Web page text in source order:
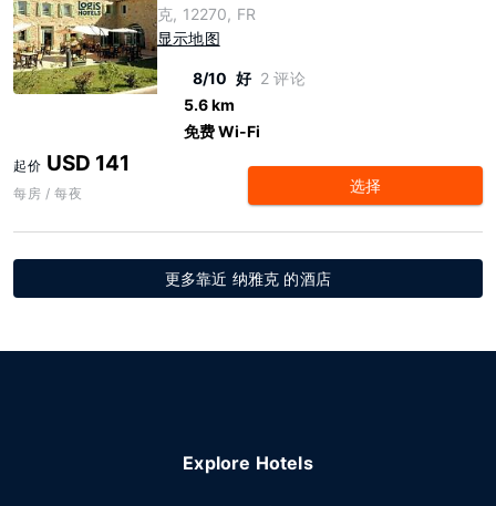
克, 12270, FR
显示地图
8/10 好 2 评论
5.6 km
免费 Wi-Fi
起价 USD 141
每房 / 每夜 选择
更多靠近 纳雅克 的酒店
Explore Hotels